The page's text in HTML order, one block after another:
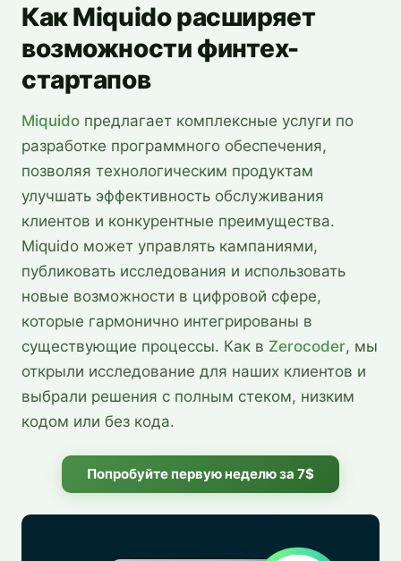
Как Miquido расширяет
возможности финтех-
стартапов
Miquido предлагает комплексные услуги по
разработке программного обеспечения,
позволяя технологическим продуктам
улучшать эффективность обслуживания
клиентов и конкурентные преимущества.
Miquido может управлять кампаниями,
публиковать исследования и использовать
новые возможности в цифровой сфере,
которые гармонично интегрированы в
существующие процессы. Как в Zerocoder, мы
открыли исследование для наших клиентов и
выбрали решения с полным стеком, низким
кодом или без кода.
Попробуйте первую неделю за 7$